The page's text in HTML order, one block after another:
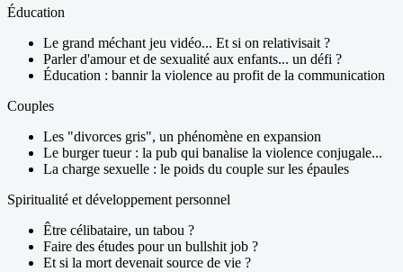
Éducation
Le grand méchant jeu vidéo... Et si on relativisait ?
Parler d'amour et de sexualité aux enfants... un défi ?
Éducation : bannir la violence au profit de la communication
Couples
Les "divorces gris", un phénomène en expansion
Le burger tueur : la pub qui banalise la violence conjugale...
La charge sexuelle : le poids du couple sur les épaules
Spiritualité et développement personnel
Être célibataire, un tabou ?
Faire des études pour un bullshit job ?
Et si la mort devenait source de vie ?